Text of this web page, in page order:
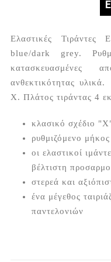
Ελαστικές
blue/dark grey.
κατασκευασμένες
ανθεκτικότητας
X. Πλάτος τιράντας 4
κλασικό σχέδιο
ρυθμιζόμενο μήκος
οι ελαστικοί
βέλτιστη
στερεά και
ένα μέγεθος
παντελονιών